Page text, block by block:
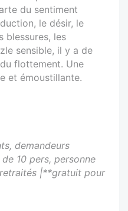
du sentiment
le désir, le
blessures, les
sensible, il y a de
flottement. Une
et émoustillante.
demandeurs
10 pers, personne
|**gratuit pour